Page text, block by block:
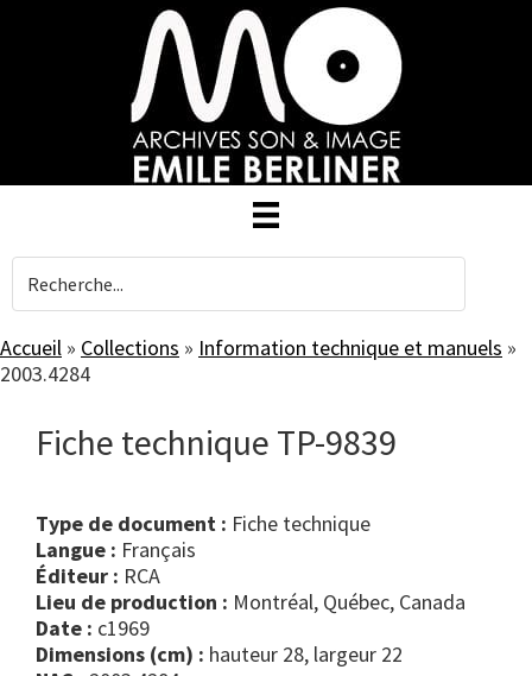
Accueil » Collections » Information technique et manuels »
2003.4284
Fiche technique TP-9839
Type de document :
fiche technique
Langue : Français
Éditeur : RCA
Lieu de production : Montréal, Québec, Canada
Date : c1969
Dimensions (cm) : hauteur 28, largeur 22